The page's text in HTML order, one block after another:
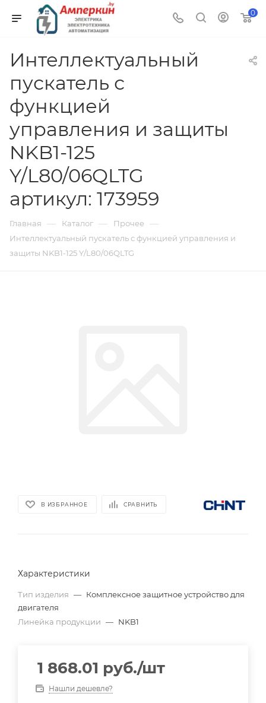
0
Интеллектуальный
пускатель с
функцией
управления и защиты
NKB1-125
Y/L80/06QLTG
артикул: 173959
Главная — Каталог — Прочее —
Интеллектуальный пускатель с функцией управления и
защиты NKB1-125 Y/L80/06QLTG
В ИЗБРАННОЕ СРАВНИТЬ
Характеристики
Тип изделия — Комплексное защитное устройство для
двигателя
Линейка продукции — NKB1
1 868.01 руб./шт
Нашли дешевле?